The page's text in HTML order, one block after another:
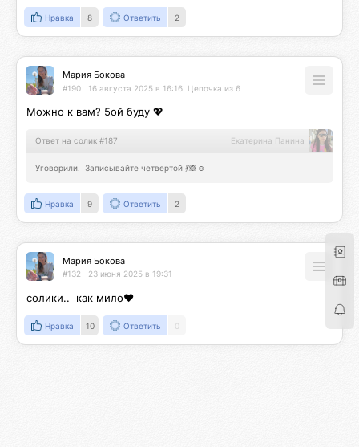
Нравка 8 Ответить 2
Мария Бокова
#190 16 августа 2025 в 16:16 Цепочка из 6
Можно к вам? 5ой буду 💖
Ответ на солик #187 Екатерина Панина
Уговорили.  Записывайте четвертой 💃🙈☺️
Нравка 9 Ответить 2
Мария Бокова
#132 23 июня 2025 в 19:31
солики..  как мило❤️
Нравка 10 Ответить 0